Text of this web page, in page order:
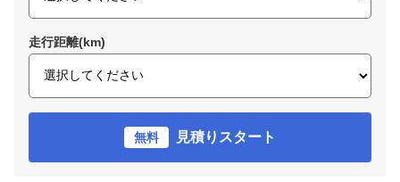
走行距離(km)
無料 見積りスタート